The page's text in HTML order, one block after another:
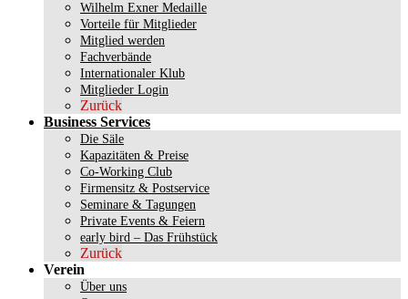
Wilhelm Exner Medaille
Vorteile für Mitglieder
Mitglied werden
Fachverbände
Internationaler Klub
Mitglieder Login
Zurück
Business Services
Die Säle
Kapazitäten & Preise
Co-Working Club
Firmensitz & Postservice
Seminare & Tagungen
Private Events & Feiern
early bird – Das Frühstück
Zurück
Verein
Über uns